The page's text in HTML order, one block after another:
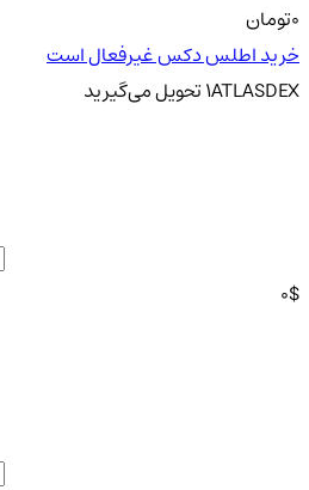
تومان
خرید اطلس دکس غیرفعال است
1ATLASDEXتحویلمی‌گیرید
0$